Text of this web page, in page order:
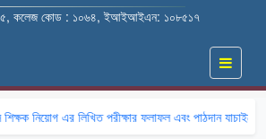
কলেজ কোড : ১০৬৪, ইআইআইএন: ১০৮৫১৭
নিয়োগ এর লিখিত পরীক্ষার ফলাফল এবং পাঠদান যাচাইয়ের